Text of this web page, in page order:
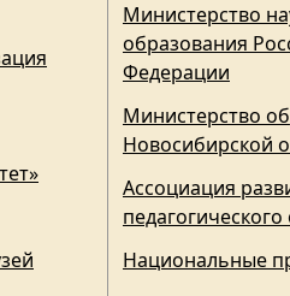
Министерство
образования
Федерации
Министерство
Новосибирской
Ассоциация
Национальные